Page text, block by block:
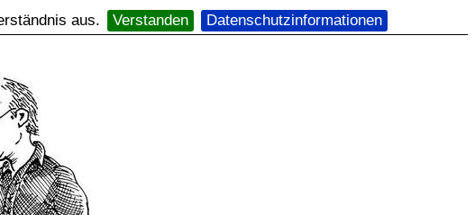
aus. Verstanden Datenschutzinformationen